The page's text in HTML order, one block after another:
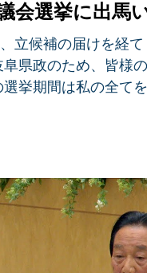
会選挙に出馬
立候補の届けを経
県政のため、皆様
挙期間は私の全て